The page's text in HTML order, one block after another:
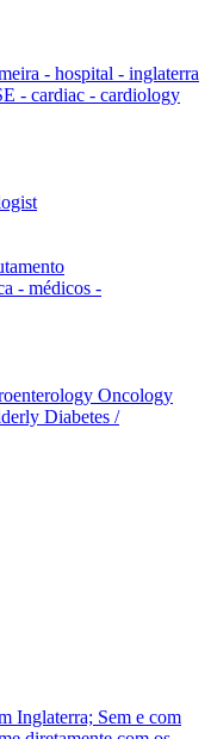
- hospital - inglaterra
- cardiac - cardiology
- médicos -
Oncology
Diabetes /
Inglaterra; Sem e com